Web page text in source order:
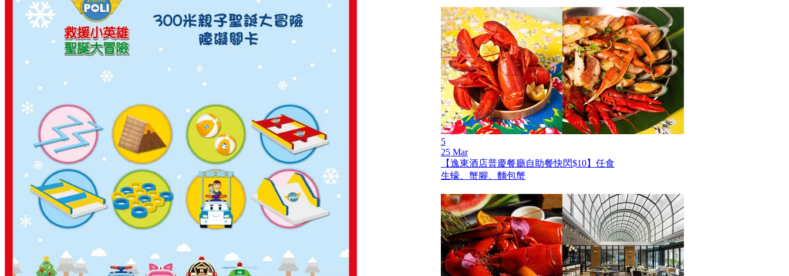
5
25 Mar
【逸東酒店普慶餐廳自助餐快閃$10】任食
生蠔、蟹腳、麵包蟹